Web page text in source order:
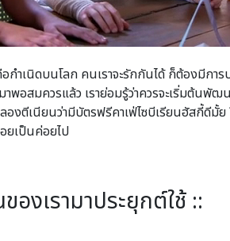
เนิดบนโลก คนเราจะรักกันได้ ก็ต้องมีกา
อสมควรแล้ว เราย่อมรู้ว่าควรจะเริ่มต้นพั
ตีเนียนว่ามีบัตรฟรีคาเฟ่ไซบีเรียนฮัสกี้ดีมั้
ยเป็นค่อยไป
องเรามาประยุกต์ใช้ ::